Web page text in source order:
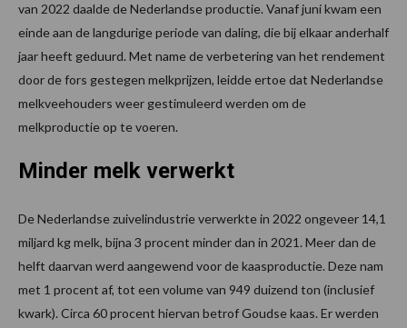
van 2022 daalde de Nederlandse productie. Vanaf juni kwam een
einde aan de langdurige periode van daling, die bij elkaar anderhalf
jaar heeft geduurd. Met name de verbetering van het rendement
door de fors gestegen melkprijzen, leidde ertoe dat Nederlandse
melkveehouders weer gestimuleerd werden om de
melkproductie op te voeren.
Minder melk verwerkt
De Nederlandse zuivelindustrie verwerkte in 2022 ongeveer 14,1
miljard kg melk, bijna 3 procent minder dan in 2021. Meer dan de
helft daarvan werd aangewend voor de kaasproductie. Deze nam
met 1 procent af, tot een volume van 949 duizend ton (inclusief
kwark). Circa 60 procent hiervan betrof Goudse kaas. Er werden